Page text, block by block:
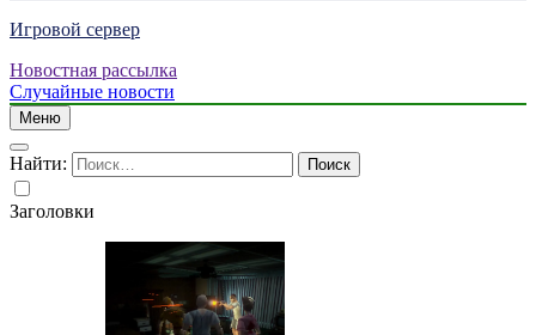
Игровой сервер
Новостная рассылка
Случайные новости
Меню
Найти:
Заголовки